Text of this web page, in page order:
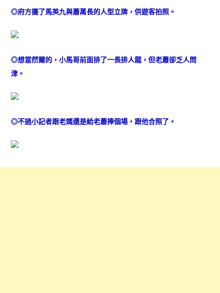
◎府方擺了馬英九與蕭萬長的人型立牌，供遊客拍照。
◎想當然爾的，小馬哥前面排了一長排人龍，但老蕭卻乏人問
津。
◎不過小記者跟老媽還是給老蕭捧個場，跟他合照了。